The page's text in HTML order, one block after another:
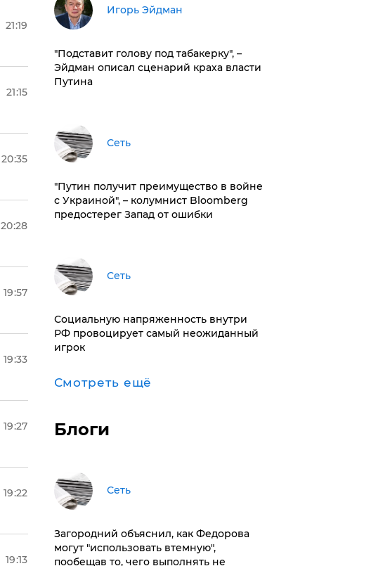
21:19
21:15
20:35
20:28
19:57
19:33
19:27
19:22
19:13
Игорь Эйдман
​"Подставит голову под табакерку", –
Эйдман описал сценарий краха власти
Путина
Сеть
"Путин получит преимущество в войне
с Украиной", – колумнист Bloomberg
предостерег Запад от ошибки
Сеть
Социальную напряженность внутри
РФ провоцирует самый неожиданный
игрок
Смотреть ещё
Блоги
Сеть
Загородний объяснил, как Федорова
могут "использовать втемную",
пообещав то, чего выполнять не